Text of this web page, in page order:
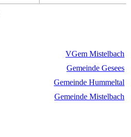
VGem Mistelbach
Gemeinde Gesees
Gemeinde Hummeltal
Gemeinde Mistelbach